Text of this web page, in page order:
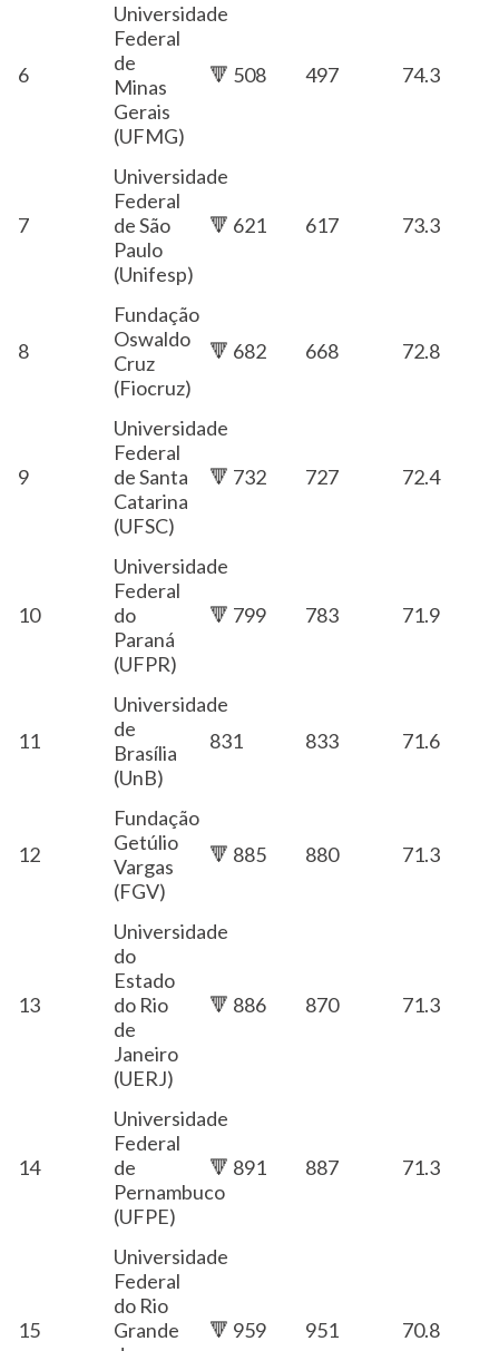
6
Universidade
Federal
de
Minas
Gerais
(UFMG)
🔻 508 497 74.3
7
Universidade
Federal
de São
Paulo
(Unifesp)
🔻 621 617 73.3
8
Fundação
Oswaldo
Cruz
(Fiocruz)
🔻 682 668 72.8
9
Universidade
Federal
de Santa
Catarina
(UFSC)
🔻 732 727 72.4
10
Universidade
Federal
do
Paraná
(UFPR)
🔻 799 783 71.9
11
Universidade
de
Brasília
(UnB)
831 833 71.6
12
Fundação
Getúlio
Vargas
(FGV)
🔻 885 880 71.3
13
Universidade
do
Estado
do Rio
de
Janeiro
(UERJ)
🔻 886 870 71.3
14
Universidade
Federal
de
Pernambuco
(UFPE)
🔻 891 887 71.3
15
Universidade
Federal
do Rio
Grande
🔻 959 951 70.8